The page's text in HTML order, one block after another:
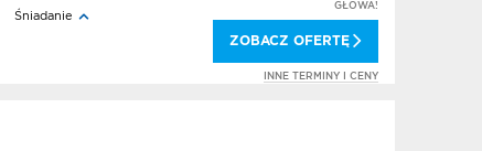
Śniadanie
GŁOWA!
ZOBACZ OFERTĘ
INNE TERMINY I CENY